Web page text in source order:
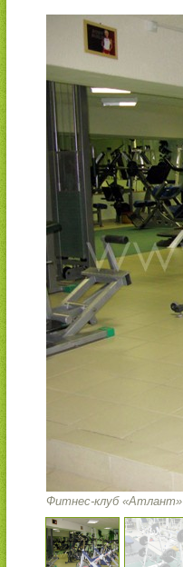
Фитнес-клуб «Атлант»